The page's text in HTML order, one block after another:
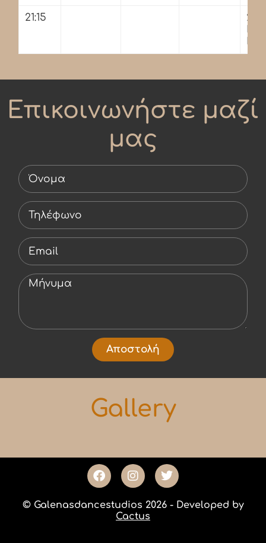
21:15
Επικοινωνήστε μαζί
μας
Αποστολή
Gallery
© Galenasdancestudios 2026 - Developed by
Cactus